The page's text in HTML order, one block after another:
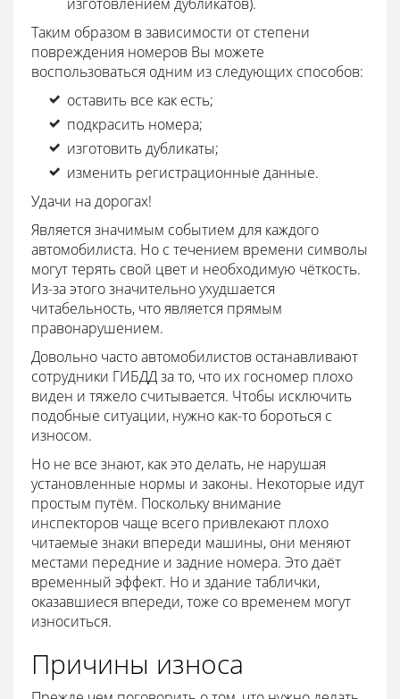
Таким образом в зависимости от степени
повреждения номеров Вы можете
воспользоваться одним из следующих способов:
оставить все как есть;
подкрасить номера;
изготовить дубликаты;
изменить регистрационные данные.
Удачи на дорогах!
Является значимым событием для каждого
автомобилиста. Но с течением времени символы
могут терять свой цвет и необходимую чёткость.
Из-за этого значительно ухудшается
читабельность, что является прямым
правонарушением.
Довольно часто автомобилистов останавливают
сотрудники ГИБДД за то, что их госномер плохо
виден и тяжело считывается. Чтобы исключить
подобные ситуации, нужно как-то бороться с
износом.
Но не все знают, как это делать, не нарушая
установленные нормы и законы. Некоторые идут
простым путём. Поскольку внимание
инспекторов чаще всего привлекают плохо
читаемые знаки впереди машины, они меняют
местами передние и задние номера. Это даёт
временный эффект. Но и здание таблички,
оказавшиеся впереди, тоже со временем могут
износиться.
Причины износа